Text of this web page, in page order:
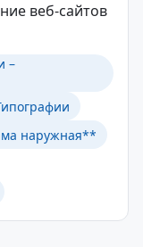
веб-сайтов
–
наружная**